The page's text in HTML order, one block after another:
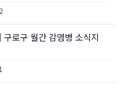
로구 월간 감염병 소식지